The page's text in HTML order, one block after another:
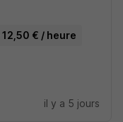
12,50 € / heure
il y a 5 jours